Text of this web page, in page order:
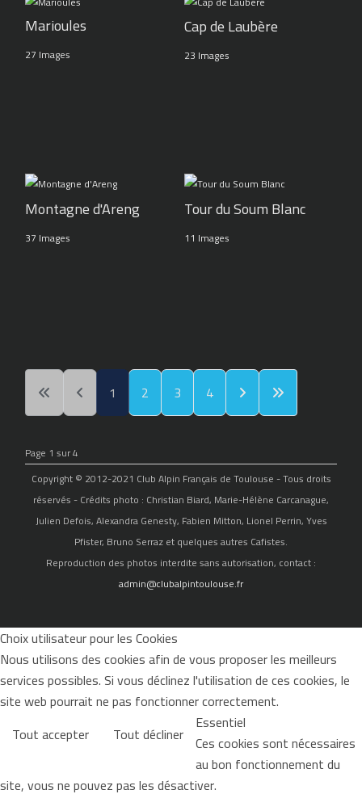
Marioules
27 Images
Cap de Laubère
23 Images
Montagne d'Areng
37 Images
Tour du Soum Blanc
11 Images
1 2 3 4
Page 1 sur 4
Copyright © 2012-2021 Club Alpin Français de Toulouse - Tous droits
réservés - Crédits photo : Christian Biard, Marie-Hélène Carcanague,
Julien Defois, Alexandra Genesty, Fabien Mitton, Lionel Perrin, Yves
Pfister, Bruno Serraz et quelques autres Cafistes.
Reproduction des photos interdite sans autorisation, contact :
admin@clubalpintoulouse.fr
Choix utilisateur pour les Cookies
Nous utilisons des cookies afin de vous proposer les meilleurs
services possibles. Si vous déclinez l'utilisation de ces cookies, le
site web pourrait ne pas fonctionner correctement.
Tout accepter
Tout décliner Essentiel
Ces cookies sont nécessaires
au bon fonctionnement du
site, vous ne pouvez pas les désactiver.